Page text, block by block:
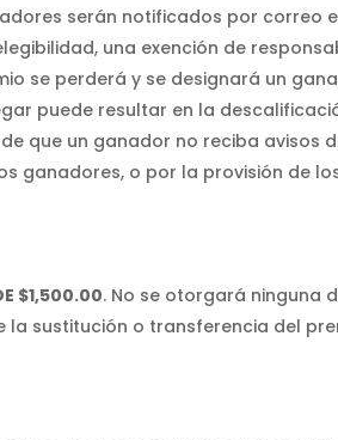
serán notificados por correo
una exención de
se perderá y se designará un
puede resultar en la
que un ganador no reciba avisos
ganadores, o por la provisión de
$1,500.00. No se otorgará ninguna
sustitución o transferencia del